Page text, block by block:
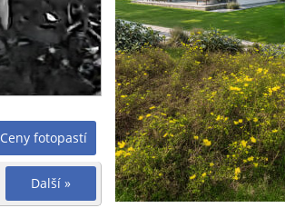
Ceny fotopastí
Další »